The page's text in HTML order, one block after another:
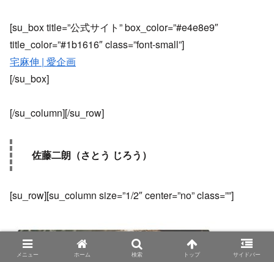
[su_box title=”公式サイト” box_color=”#e4e8e9″
title_color=”#1b1616″ class=”font-small”]
宅麻伸 | 愛企画
[/su_box]
[/su_column][/su_row]
佐藤二朗（さとう じろう）
[su_row][su_column size=”1/2″ center=”no” class=””]
メニュー ホーム 検索 トップ サイドバー